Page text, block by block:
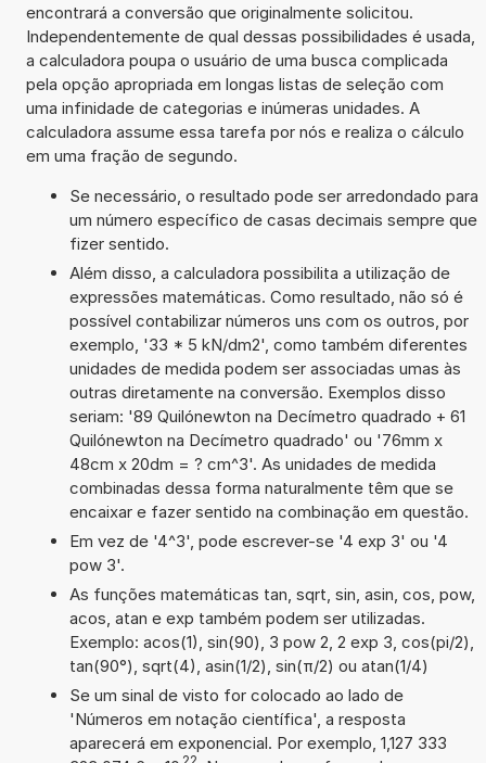
encontrará a conversão que originalmente solicitou.
Independentemente de qual dessas possibilidades é usada,
a calculadora poupa o usuário de uma busca complicada
pela opção apropriada em longas listas de seleção com
uma infinidade de categorias e inúmeras unidades. A
calculadora assume essa tarefa por nós e realiza o cálculo
em uma fração de segundo.
Se necessário, o resultado pode ser arredondado para
um número específico de casas decimais sempre que
fizer sentido.
Além disso, a calculadora possibilita a utilização de
expressões matemáticas. Como resultado, não só é
possível contabilizar números uns com os outros, por
exemplo, '33 * 5 kN/dm2', como também diferentes
unidades de medida podem ser associadas umas às
outras diretamente na conversão. Exemplos disso
seriam: '89 Quilónewton na Decímetro quadrado + 61
Quilónewton na Decímetro quadrado' ou '76mm x
48cm x 20dm = ? cm^3'. As unidades de medida
combinadas dessa forma naturalmente têm que se
encaixar e fazer sentido na combinação em questão.
Em vez de '4^3', pode escrever-se '4 exp 3' ou '4
pow 3'.
As funções matemáticas tan, sqrt, sin, asin, cos, pow,
acos, atan e exp também podem ser utilizadas.
Exemplo: acos(1), sin(90), 3 pow 2, 2 exp 3, cos(pi/2),
tan(90°), sqrt(4), asin(1/2), sin(π/2) ou atan(1/4)
Se um sinal de visto for colocado ao lado de
'Números em notação científica', a resposta
aparecerá em exponencial. Por exemplo, 1,127 333